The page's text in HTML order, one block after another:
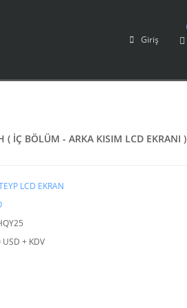
Giriş
( İÇ BÖLÜM - ARKA KISIM LCD EKRANI )
LCD EKRAN
+ KDV